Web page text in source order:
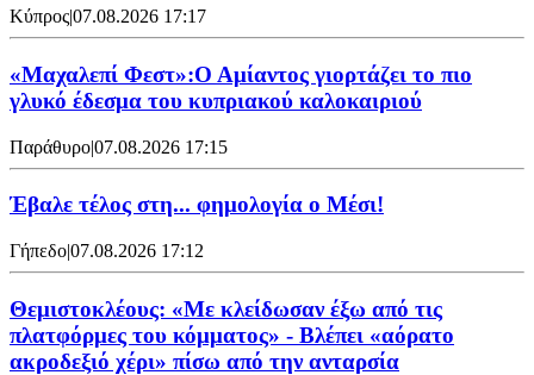
Κύπρος|07.08.2026 17:17
«Μαχαλεπί Φεστ»:Ο Αμίαντος γιορτάζει το πιο
γλυκό έδεσμα του κυπριακού καλοκαιριού
Παράθυρο|07.08.2026 17:15
Έβαλε τέλος στη... φημολογία o Μέσι!
Γήπεδο|07.08.2026 17:12
Θεμιστοκλέους: «Με κλείδωσαν έξω από τις
πλατφόρμες του κόμματος» - Βλέπει «αόρατο
ακροδεξιό χέρι» πίσω από την ανταρσία